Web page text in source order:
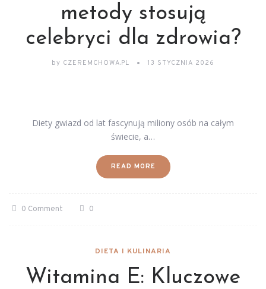
metody stosują
celebryci dla zdrowia?
by CZEREMCHOWA.PL 13 STYCZNIA 2026
Diety gwiazd od lat fascynują miliony osób na całym
świecie, a…
READ MORE
0 Comment 0
DIETA I KULINARIA
Witamina E: Kluczowe